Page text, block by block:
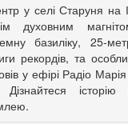
у селі Старуня на
духовним
базиліку, 25-
рекордів, та
у ефірі Радіо
Дізнайтеся